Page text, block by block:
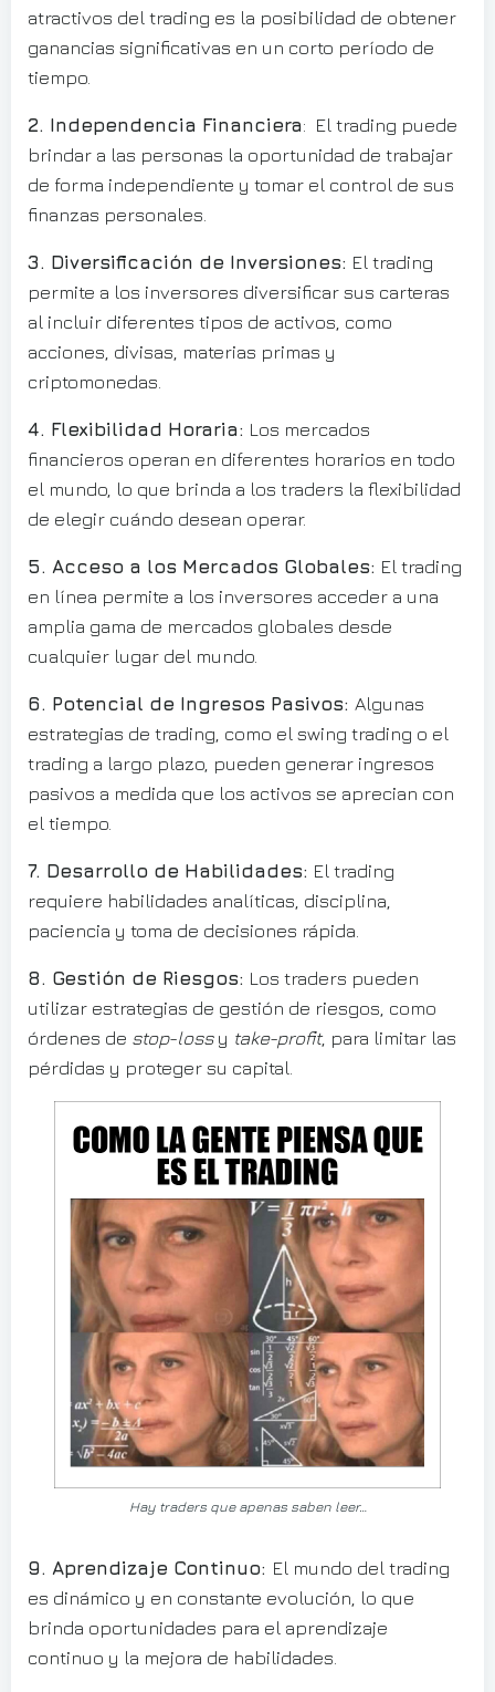
atractivos del trading es la posibilidad de obtener
ganancias significativas en un corto período de
tiempo.
2. Independencia Financiera: El trading puede
brindar a las personas la oportunidad de trabajar
de forma independiente y tomar el control de sus
finanzas personales.
3. Diversificación de Inversiones: El trading
permite a los inversores diversificar sus carteras
al incluir diferentes tipos de activos, como
acciones, divisas, materias primas y
criptomonedas.
4. Flexibilidad Horaria: Los mercados
financieros operan en diferentes horarios en todo
el mundo, lo que brinda a los traders la flexibilidad
de elegir cuándo desean operar.
5. Acceso a los Mercados Globales: El trading
en línea permite a los inversores acceder a una
amplia gama de mercados globales desde
cualquier lugar del mundo.
6. Potencial de Ingresos Pasivos: Algunas
estrategias de trading, como el swing trading o el
trading a largo plazo, pueden generar ingresos
pasivos a medida que los activos se aprecian con
el tiempo.
7. Desarrollo de Habilidades: El trading
requiere habilidades analíticas, disciplina,
paciencia y toma de decisiones rápida.
8. Gestión de Riesgos: Los traders pueden
utilizar estrategias de gestión de riesgos, como
órdenes de stop-lossy take-profit, para limitar las
pérdidas y proteger su capital.
Hay traders que apenas saben leer…
9. Aprendizaje Continuo: El mundo del trading
es dinámico y en constante evolución, lo que
brinda oportunidades para el aprendizaje
continuo y la mejora de habilidades.